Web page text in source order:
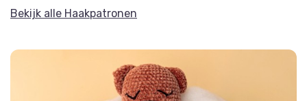
Bekijk alle Haakpatronen